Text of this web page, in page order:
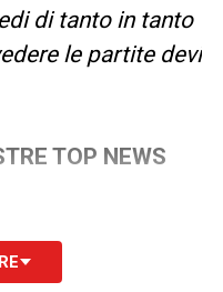
di tanto in tanto
le partite devi
TOP NEWS